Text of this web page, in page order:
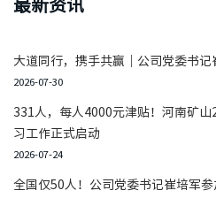
最新资讯
大道同行，携手共赢｜公司党委书
2026-07-30
331人，每人4000元津贴！河南矿
习工作正式启动
2026-07-24
全国仅50人！公司党委书记崔培军